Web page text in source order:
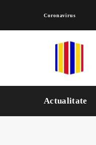
Coronavirus
Actualitate